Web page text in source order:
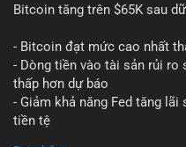
Bitcoin tăng trên $65K sau
- Bitcoin đạt mức cao nhất
- Dòng tiền vào tài sản rủi
thấp hơn dự báo
- Giảm khả năng Fed tăng
tiền tệ